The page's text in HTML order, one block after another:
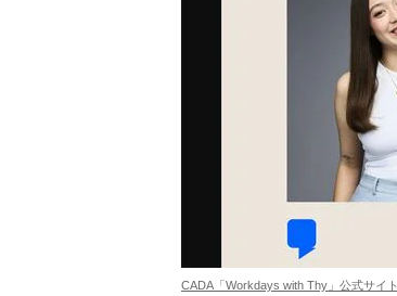
CADA「Workdays with Thy」公式サイト